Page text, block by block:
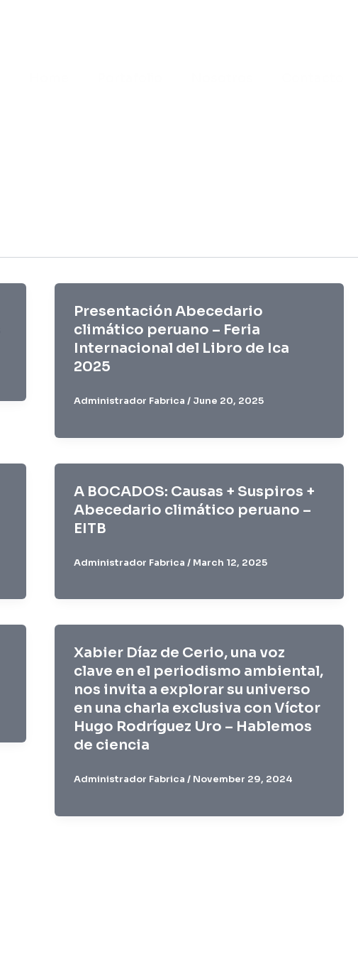
Presentación Abecedario
climático peruano – Feria
Internacional del Libro de Ica
2025
Administrador Fabrica / June 20, 2025
A BOCADOS: Causas + Suspiros +
Abecedario climático peruano –
EITB
Administrador Fabrica / March 12, 2025
Xabier Díaz de Cerio, una voz
clave en el periodismo ambiental,
nos invita a explorar su universo
en una charla exclusiva con Víctor
Hugo Rodríguez Uro – Hablemos
de ciencia
Administrador Fabrica / November 29, 2024